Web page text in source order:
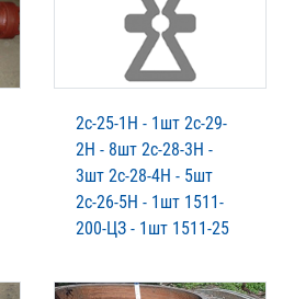
2с-25-1Н - 1шт 2с-29-
2Н - 8шт 2с-28-3Н -
3шт 2с-28-4Н - 5шт
2с-26-5Н - 1шт 1511-
200-ЦЗ - 1шт 1511-25